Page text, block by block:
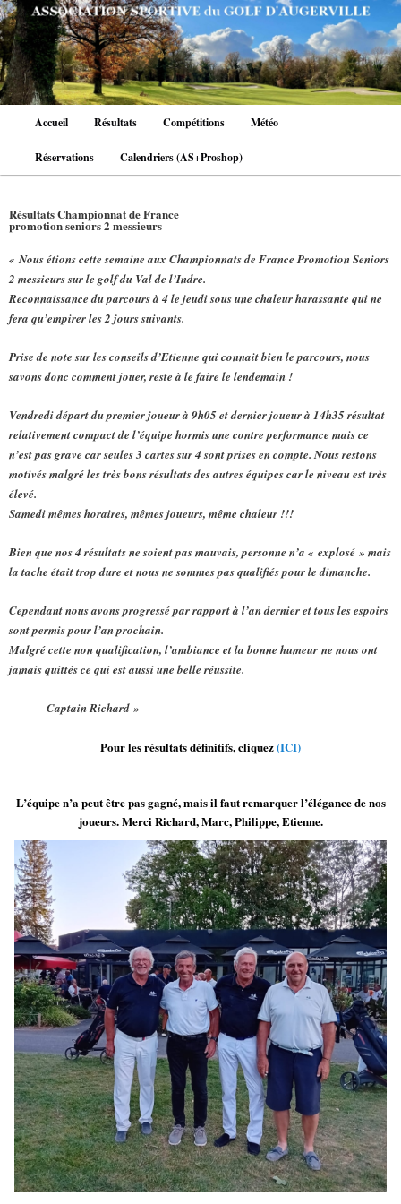
Aller
au
contenu
principal
Accueil Résultats Compétitions Météo
Réservations Calendriers (AS+Proshop)
Résultats Championnat de France
promotion seniors 2 messieurs
« Nous étions cette semaine aux Championnats de France Promotion Seniors
2 messieurs sur le golf du Val de l’Indre.
Reconnaissance du parcours à 4 le jeudi sous une chaleur harassante qui ne
fera qu’empirer les 2 jours suivants.
Prise de note sur les conseils d’Etienne qui connait bien le parcours, nous
savons donc comment jouer, reste à le faire le lendemain !
Vendredi départ du premier joueur à 9h05 et dernier joueur à 14h35 résultat
relativement compact de l’équipe hormis une contre performance mais ce
n’est pas grave car seules 3 cartes sur 4 sont prises en compte. Nous restons
motivés malgré les très bons résultats des autres équipes car le niveau est très
élevé.
Samedi mêmes horaires, mêmes joueurs, même chaleur !!!
Bien que nos 4 résultats ne soient pas mauvais, personne n’a « explosé » mais
la tache était trop dure et nous ne sommes pas qualifiés pour le dimanche.
Cependant nous avons progressé par rapport à l’an dernier et tous les espoirs
sont permis pour l’an prochain.
Malgré cette non qualification, l’ambiance et la bonne humeur ne nous ont
jamais quittés ce qui est aussi une belle réussite.
Captain Richard »
Pour les résultats définitifs, cliquez(ICI)
L’équipe n’a peut être pas gagné, mais il faut remarquer l’élégance de nos
joueurs. Merci Richard, Marc, Philippe, Etienne.